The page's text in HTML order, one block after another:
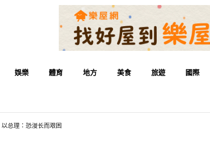
娛樂 體育 地方 美食 旅遊 國際
总理：恐漫长而艰困